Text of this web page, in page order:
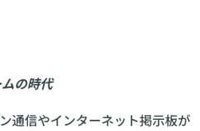
の時代
通信やインターネット掲示板が